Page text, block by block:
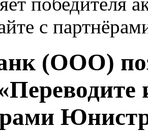
с
(ООО)